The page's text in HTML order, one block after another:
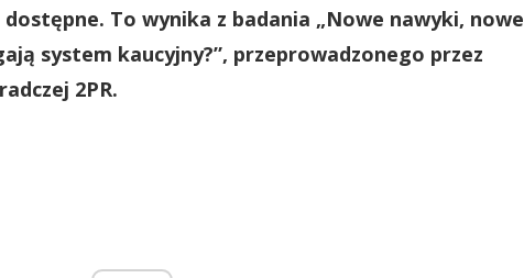
To wynika z badania „Nowe nawyki, nowe
system kaucyjny?”, przeprowadzonego przez
2PR.